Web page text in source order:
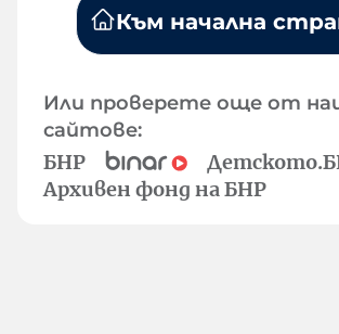
Към начална
Или проверете още от
сайтове:
БНР
Архивен фонд на БНР